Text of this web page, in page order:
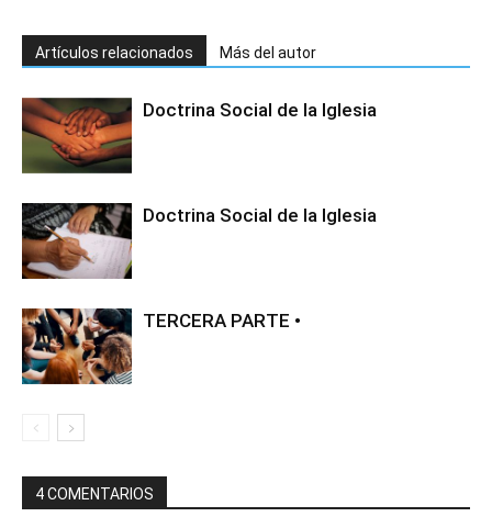
Artículos relacionados Más del autor
Doctrina Social de la Iglesia
Doctrina Social de la Iglesia
TERCERA PARTE •
4 COMENTARIOS